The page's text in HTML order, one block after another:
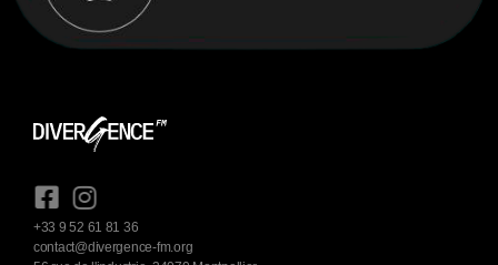
+33 9 52 61 81 36
contact@divergence-fm.org